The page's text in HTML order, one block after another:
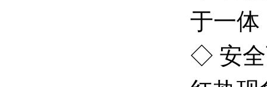
于一体
◇ 安全